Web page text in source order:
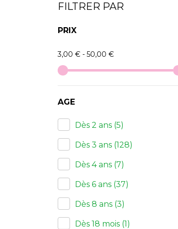
FILTRER PAR
PRIX
3,00 € - 50,00 €
AGE
Dès 2 ans (5)
Dès 3 ans (128)
Dès 4 ans (7)
Dès 6 ans (37)
Dès 8 ans (3)
Dès 18 mois (1)